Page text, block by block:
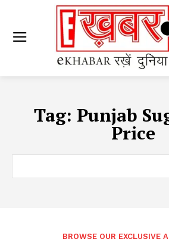
Tag: Punjab
Price
BROWSE OUR EXCLUSIVE